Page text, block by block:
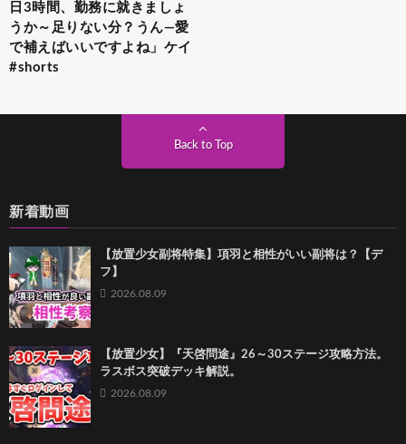
日3時間、勤務に就きましょ
うか～足りない分？うん—愛
で補えばいいですよね」ケイ
#shorts
Back to Top
新着動画
【放置少女副将特集】項羽と相性がいい副将は？【デ
フ】
2026.08.09
【放置少女】『天啓問途』26～30ステージ攻略方法。
ラスボス突破デッキ解説。
2026.08.09